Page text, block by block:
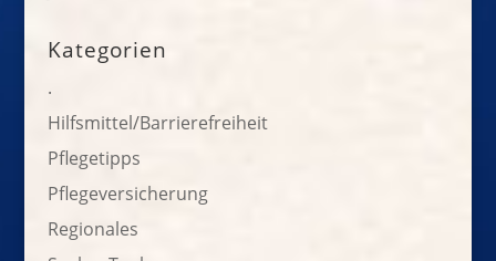
Kategorien
.
Hilfsmittel/Barrierefreiheit
Pflegetipps
Pflegeversicherung
Regionales